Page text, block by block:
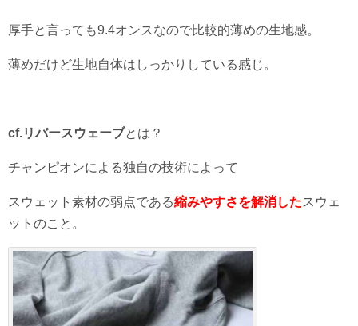
厚手と言っても9.4オンスなので比較的薄めの生地感。
薄めだけど生地自体はしっかりしている感じ。
cf.リバースウェーブとは？
チャンピオンによる独自の技術によって
スウェット素材の弱点である縮みやすさを解消したスウェ
ットのこと。